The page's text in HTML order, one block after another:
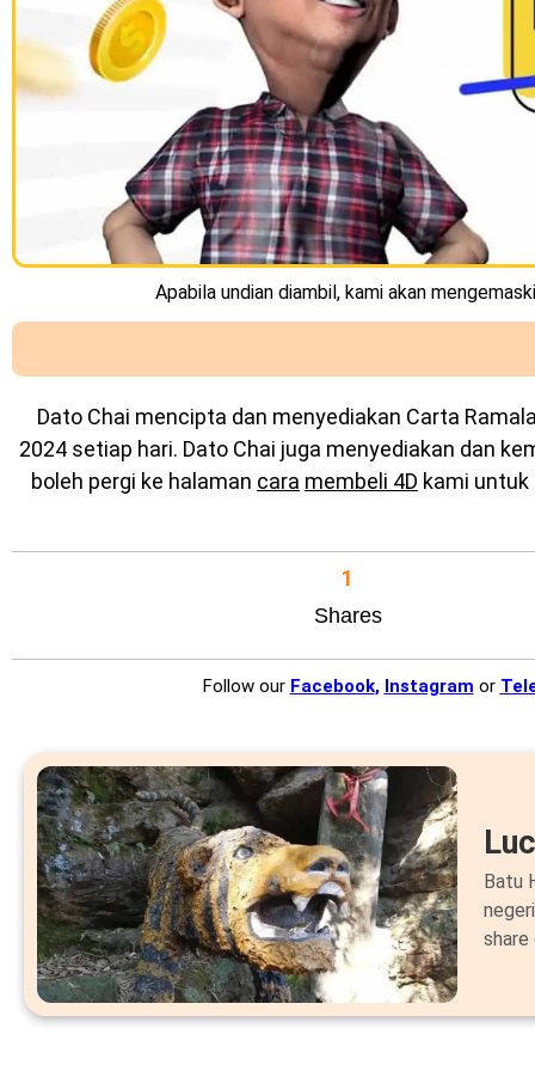
Apabila undian diambil, kami akan
Dato Chai mencipta dan menyediakan Carta
2024 setiap hari. Dato Chai juga menyediakan dan
boleh pergi ke halaman cara membeli 4D kami untuk
Shares
1
Follow our Facebook, Instagram or
Batu
share